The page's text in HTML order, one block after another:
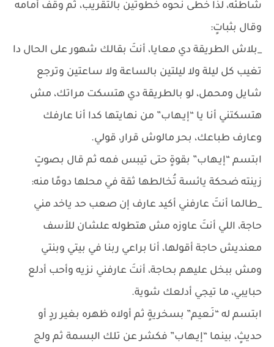
شاطئه، لذا خطى نحوه خطوتين بالتقريب، ثم وقف أمامه
وقال بثباتٍ:
_بلاش الطريقة دي معايا، أنتَ بقالك شهور على الحال دا
تغيب كل ليلة ولا ليلتين بالساعة ولا ساعتين وترجع
شايل ومحمل، لو بالطريقة دي هتسكت مراتك، مش
هتسكتني أنا يا “إيـهاب” من نهايتها كدا أنا عارفك
وعارف طباعك، بحر مالوش قرار، قولي.
ابتسم “إيـهاب” بقوةٍ حتى تيبس فمه ثم قال بصوتٍ
زينته ضحكة يائسة تُخالطها ثقة في محلها دومًا منه:
_طالما أنتَ عارفني أكيد عارف إن صعب حد ياخد مني
حاجة، اللي أنتَ عاوزه مش هتطوله علشان للأسف
معنديش حاجة أقولها، أنا براعي ربنا في بيتي وبنتي
ومش ببخل عليهم بحاجة، أنتَ عارفني نزيه وأحب أدلع
حبايبي، ما تيجي أدلعك شوية.
ابتسم له “نَـعيم” بسخريةٍ ثم أولاه ظهره بغير ردٍ أو
حديثٍ، بينما “إيـهاب” فكشر عن تلك البسمة ثم ولج